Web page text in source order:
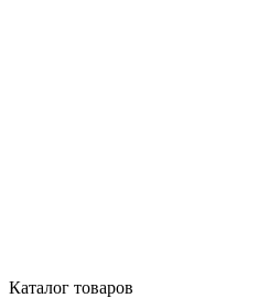
Каталог товаров